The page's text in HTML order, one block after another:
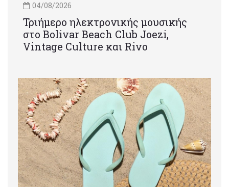
04/08/2026
Τριήμερο ηλεκτρονικής μουσικής
στο Bolivar Beach Club Joezi,
Vintage Culture και Rivo